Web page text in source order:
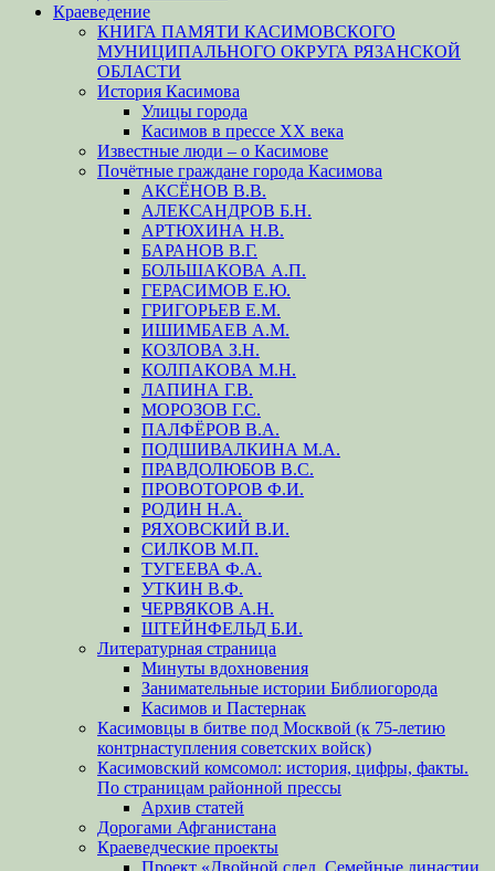
Краеведение
КНИГА ПАМЯТИ КАСИМОВСКОГО
МУНИЦИПАЛЬНОГО ОКРУГА РЯЗАНСКОЙ
ОБЛАСТИ
История Касимова
Улицы города
Касимов в прессе XX века
Известные люди – о Касимове
Почётные граждане города Касимова
АКСЁНОВ В.В.
АЛЕКСАНДРОВ Б.Н.
АРТЮХИНА Н.В.
БАРАНОВ В.Г.
БОЛЬШАКОВА А.П.
ГЕРАСИМОВ Е.Ю.
ГРИГОРЬЕВ Е.М.
ИШИМБАЕВ А.М.
КОЗЛОВА З.Н.
КОЛПАКОВА М.Н.
ЛАПИНА Г.В.
МОРОЗОВ Г.С.
ПАЛФЁРОВ В.А.
ПОДШИВАЛКИНА М.А.
ПРАВДОЛЮБОВ В.С.
ПРОВОТОРОВ Ф.И.
РОДИН Н.А.
РЯХОВСКИЙ В.И.
СИЛКОВ М.П.
ТУГЕЕВА Ф.А.
УТКИН В.Ф.
ЧЕРВЯКОВ А.Н.
ШТЕЙНФЕЛЬД Б.И.
Литературная страница
Минуты вдохновения
Занимательные истории Библиогорода
Касимов и Пастернак
Касимовцы в битве под Москвой (к 75-летию
контрнаступления советских войск)
Касимовский комсомол: история, цифры, факты.
По страницам районной прессы
Архив статей
Дорогами Афганистана
Краеведческие проекты
Проект «Двойной след. Семейные династии